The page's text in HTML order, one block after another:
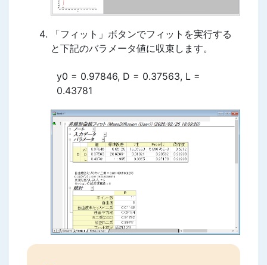
「フィット」ボタンでフィットを実行する
と下記のバラメータ値に収束します。
y0 = 0.97846, D = 0.37563, L =
0.43781